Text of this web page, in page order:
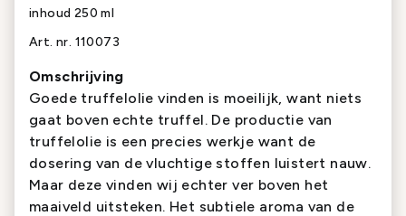
inhoud 250 ml
Art. nr. 110073
Omschrijving
Goede truffelolie vinden is moeilijk, want niets
gaat boven echte truffel. De productie van
truffelolie is een precies werkje want de
dosering van de vluchtige stoffen luistert nauw.
Maar deze vinden wij echter ver boven het
maaiveld uitsteken. Het subtiele aroma van de